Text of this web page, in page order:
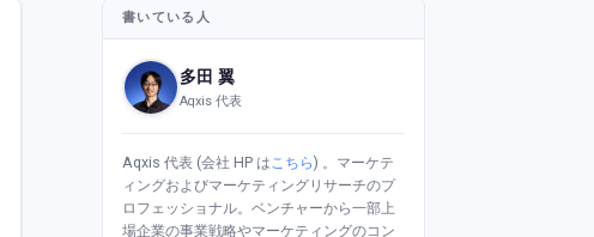
書いている人
多田 翼
Aqxis 代表
Aqxis 代表 (会社 HP はこちら) 。マーケテ
ィングおよびマーケティングリサーチのプ
ロフェッショナル。ベンチャーから一部上
場企業の事業戦略やマーケティングのコン